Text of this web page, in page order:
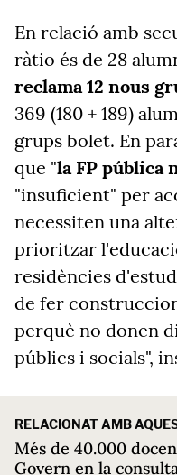
En relació amb
ràtio és de 28
reclama 12 nous
369 (180 + 189)
grups bolet. En
que "la FP pública
"insuficient" per
necessiten una
prioritzar
residències
de fer
perquè no donen
públics i socials",
RELACIONAT AMB
Més de 40.000
Govern en la